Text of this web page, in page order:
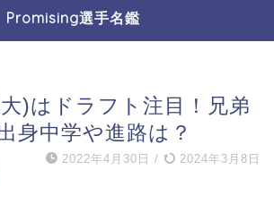
Promising選手名鑑
)はドラフト注目！兄弟
身中学や進路は？
2022年4月30日 / 2024年3月8日